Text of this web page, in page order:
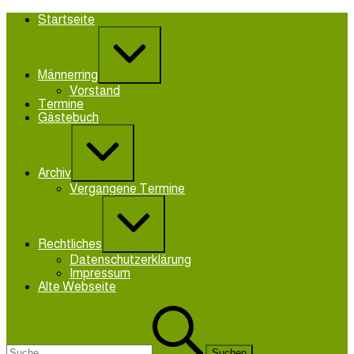
Zum
Startseite
Männerring
Vorstand
Termine
Gästebuch
Archiv
Vergangene Termine
Rechtliches
Datenschutzerklärung
Impressum
Alte Webseite